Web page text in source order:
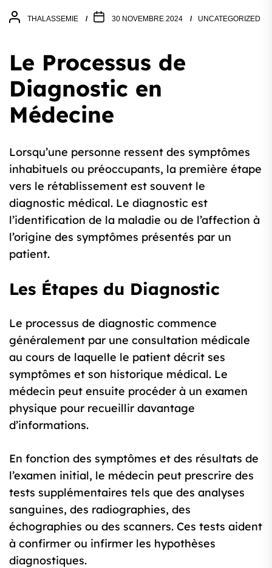
THALASSEMIE 30 NOVEMBRE 2024 UNCATEGORIZED
Le Processus de
Diagnostic en
Médecine
Lorsqu’une personne ressent des symptômes
inhabituels ou préoccupants, la première étape
vers le rétablissement est souvent le
diagnostic médical. Le diagnostic est
l’identification de la maladie ou de l’affection à
l’origine des symptômes présentés par un
patient.
Les Étapes du Diagnostic
Le processus de diagnostic commence
généralement par une consultation médicale
au cours de laquelle le patient décrit ses
symptômes et son historique médical. Le
médecin peut ensuite procéder à un examen
physique pour recueillir davantage
d’informations.
En fonction des symptômes et des résultats de
l’examen initial, le médecin peut prescrire des
tests supplémentaires tels que des analyses
sanguines, des radiographies, des
échographies ou des scanners. Ces tests aident
à confirmer ou infirmer les hypothèses
diagnostiques.